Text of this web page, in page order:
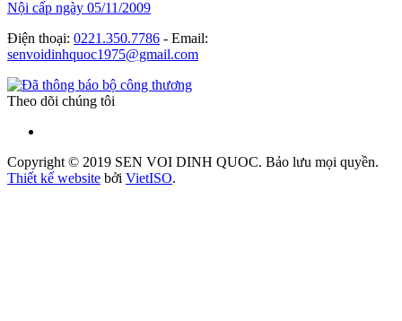
Nội cấp ngày 05/11/2009
Điện thoại: 0221.350.7786 - Email:
senvoidinhquoc1975@gmail.com
Theo dõi chúng tôi
Copyright © 2019 SEN VOI DINH QUOC. Bảo lưu mọi quyền.
Thiết kế website bởi VietISO.